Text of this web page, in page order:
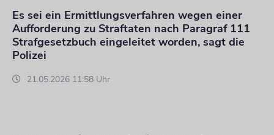
Es sei ein Ermittlungsverfahren wegen einer
Aufforderung zu Straftaten nach Paragraf 111
Strafgesetzbuch eingeleitet worden, sagt die
Polizei
21.05.2026 11:58 Uhr